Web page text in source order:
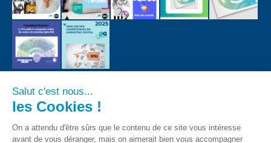
Salut c'est nous...
les Cookies !
On a attendu d'être sûrs que le contenu de ce site vous intéresse
avant de vous déranger, mais on aimerait bien vous accompagner